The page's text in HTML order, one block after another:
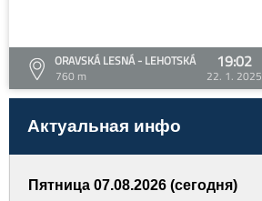
ORAVSKÁ LESNÁ - LEHOTSKÁ
760 m
19:02
22. 1. 2025
Актуальная инфо
Пятница 07.08.2026 (сегодня)